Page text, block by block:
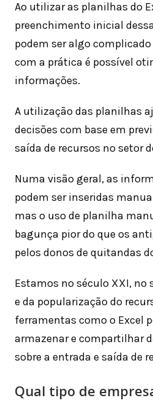
Ao utilizar as planilhas do
preenchimento inicial
podem ser algo
com a prática é possível
informações.
A utilização das planilhas
decisões com base em
saída de recursos no setor
Numa visão geral, as
podem ser inseridas
mas o uso de planilha
bagunça pior do que os
pelos donos de quitandas
Estamos no século XXI,
e da popularização do
ferramentas como o Excel
armazenar e compartilhar
sobre a entrada e saída de
Qual tipo de